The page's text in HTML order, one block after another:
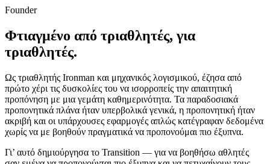
Founder
Φτιαγμένο από τριαθλητές, για
τριαθλητές.
Ως τριαθλητής Ironman και μηχανικός λογισμικού, έζησα από
πρώτο χέρι τις δυσκολίες του να ισορροπείς την απαιτητική
προπόνηση με μια γεμάτη καθημερινότητα. Τα παραδοσιακά
προπονητικά πλάνα ήταν υπερβολικά γενικά, η προπονητική ήταν
ακριβή και οι υπάρχουσες εφαρμογές απλώς κατέγραφαν δεδομένα
χωρίς να με βοηθούν πραγματικά να προπονούμαι πιο έξυπνα.
Γι’ αυτό δημιούργησα το Transition — για να βοηθήσω αθλητές